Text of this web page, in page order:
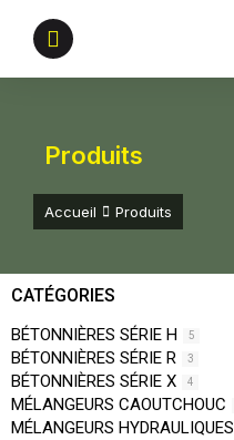
Produits
Vous êtes ici :
Accueil Produits
CATÉGORIES
BÉTONNIÈRES SÉRIE H 5
BÉTONNIÈRES SÉRIE R 3
BÉTONNIÈRES SÉRIE X 4
MÉLANGEURS CAOUTCHOUC
MÉLANGEURS HYDRAULIQUES